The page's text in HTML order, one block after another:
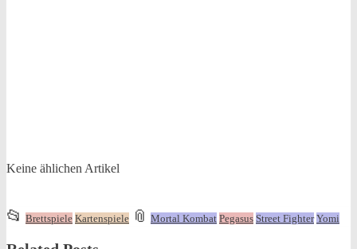
Keine ählichen Artikel
📂 This
Brettspiele Kartenspiele 📎 and
Mortal Kombat Pegasus Street Fighter Yomi